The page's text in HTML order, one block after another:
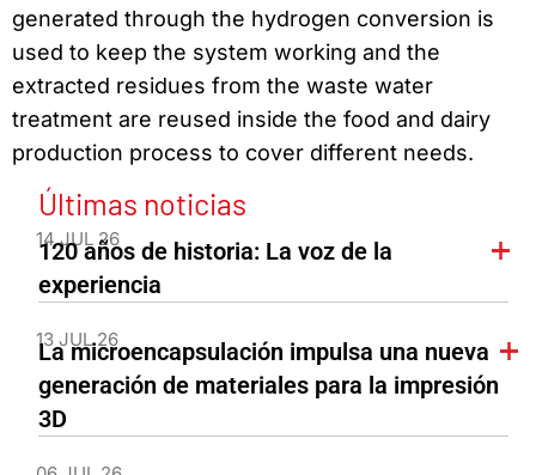
generated through the hydrogen conversion is
used to keep the system working and the
extracted residues from the waste water
treatment are reused inside the food and dairy
production process to cover different needs.
Últimas noticias
14 JUL 26
120 años de historia: La voz de la
experiencia
13 JUL 26
La microencapsulación impulsa una nueva
generación de materiales para la impresión
3D